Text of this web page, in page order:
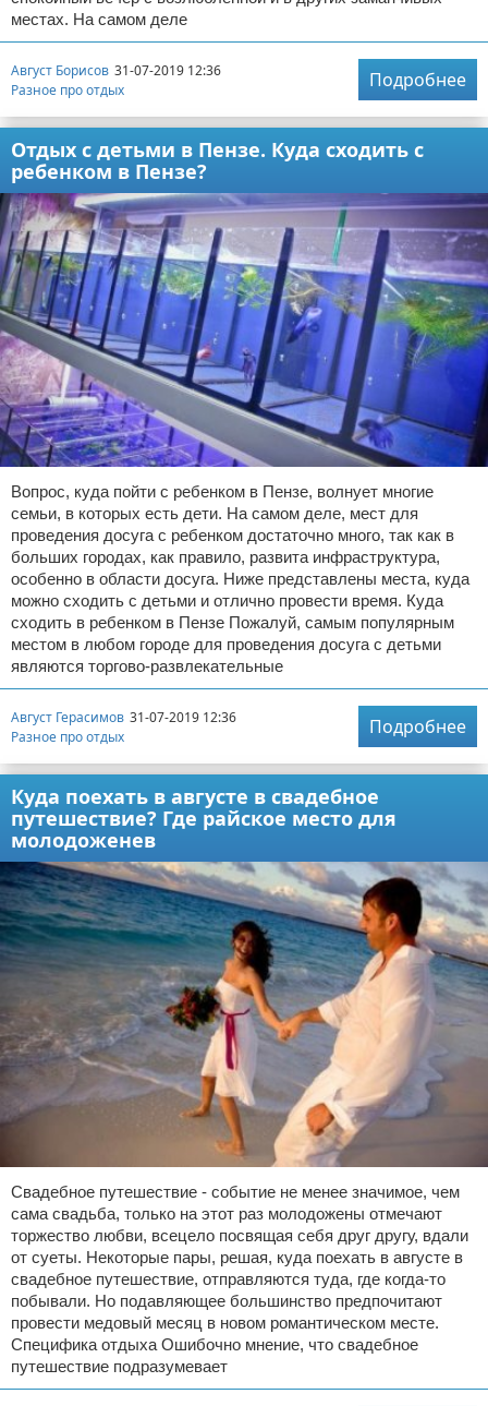
местах. На самом деле
Август Борисов 31-07-2019 12:36
Разное про отдых
Подробнее
Отдых с детьми в Пензе. Куда сходить с
ребенком в Пензе?
Вопрос, куда пойти с ребенком в Пензе, волнует многие
семьи, в которых есть дети. На самом деле, мест для
проведения досуга с ребенком достаточно много, так как в
больших городах, как правило, развита инфраструктура,
особенно в области досуга. Ниже представлены места, куда
можно сходить с детьми и отлично провести время. Куда
сходить в ребенком в Пензе Пожалуй, самым популярным
местом в любом городе для проведения досуга с детьми
являются торгово-развлекательные
Август Герасимов 31-07-2019 12:36
Разное про отдых
Подробнее
Куда поехать в августе в свадебное
путешествие? Где райское место для
молодоженев
Свадебное путешествие - событие не менее значимое, чем
сама свадьба, только на этот раз молодожены отмечают
торжество любви, всецело посвящая себя друг другу, вдали
от суеты. Некоторые пары, решая, куда поехать в августе в
свадебное путешествие, отправляются туда, где когда-то
побывали. Но подавляющее большинство предпочитают
провести медовый месяц в новом романтическом месте.
Специфика отдыха Ошибочно мнение, что свадебное
путешествие подразумевает